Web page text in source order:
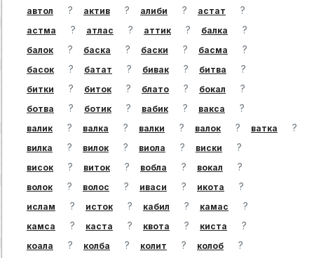
автол ? актив ? алиби ? астат ?
астма ? атлас ? аттик ? балка ?
балок ? баска ? баски ? басма ?
басок ? батат ? бивак ? битва ?
битки ? биток ? блато ? бокал ?
ботва ? ботик ? вабик ? вакса ?
валик ? валка ? валки ? валок ? ватка ?
вилка ? вилок ? виола ? виски ?
висок ? виток ? вобла ? вокал ?
волок ? волос ? иваси ? икота ?
ислам ? исток ? кабил ? камас ?
камса ? каста ? квота ? киста ?
коала ? колба ? колит ? колоб ?